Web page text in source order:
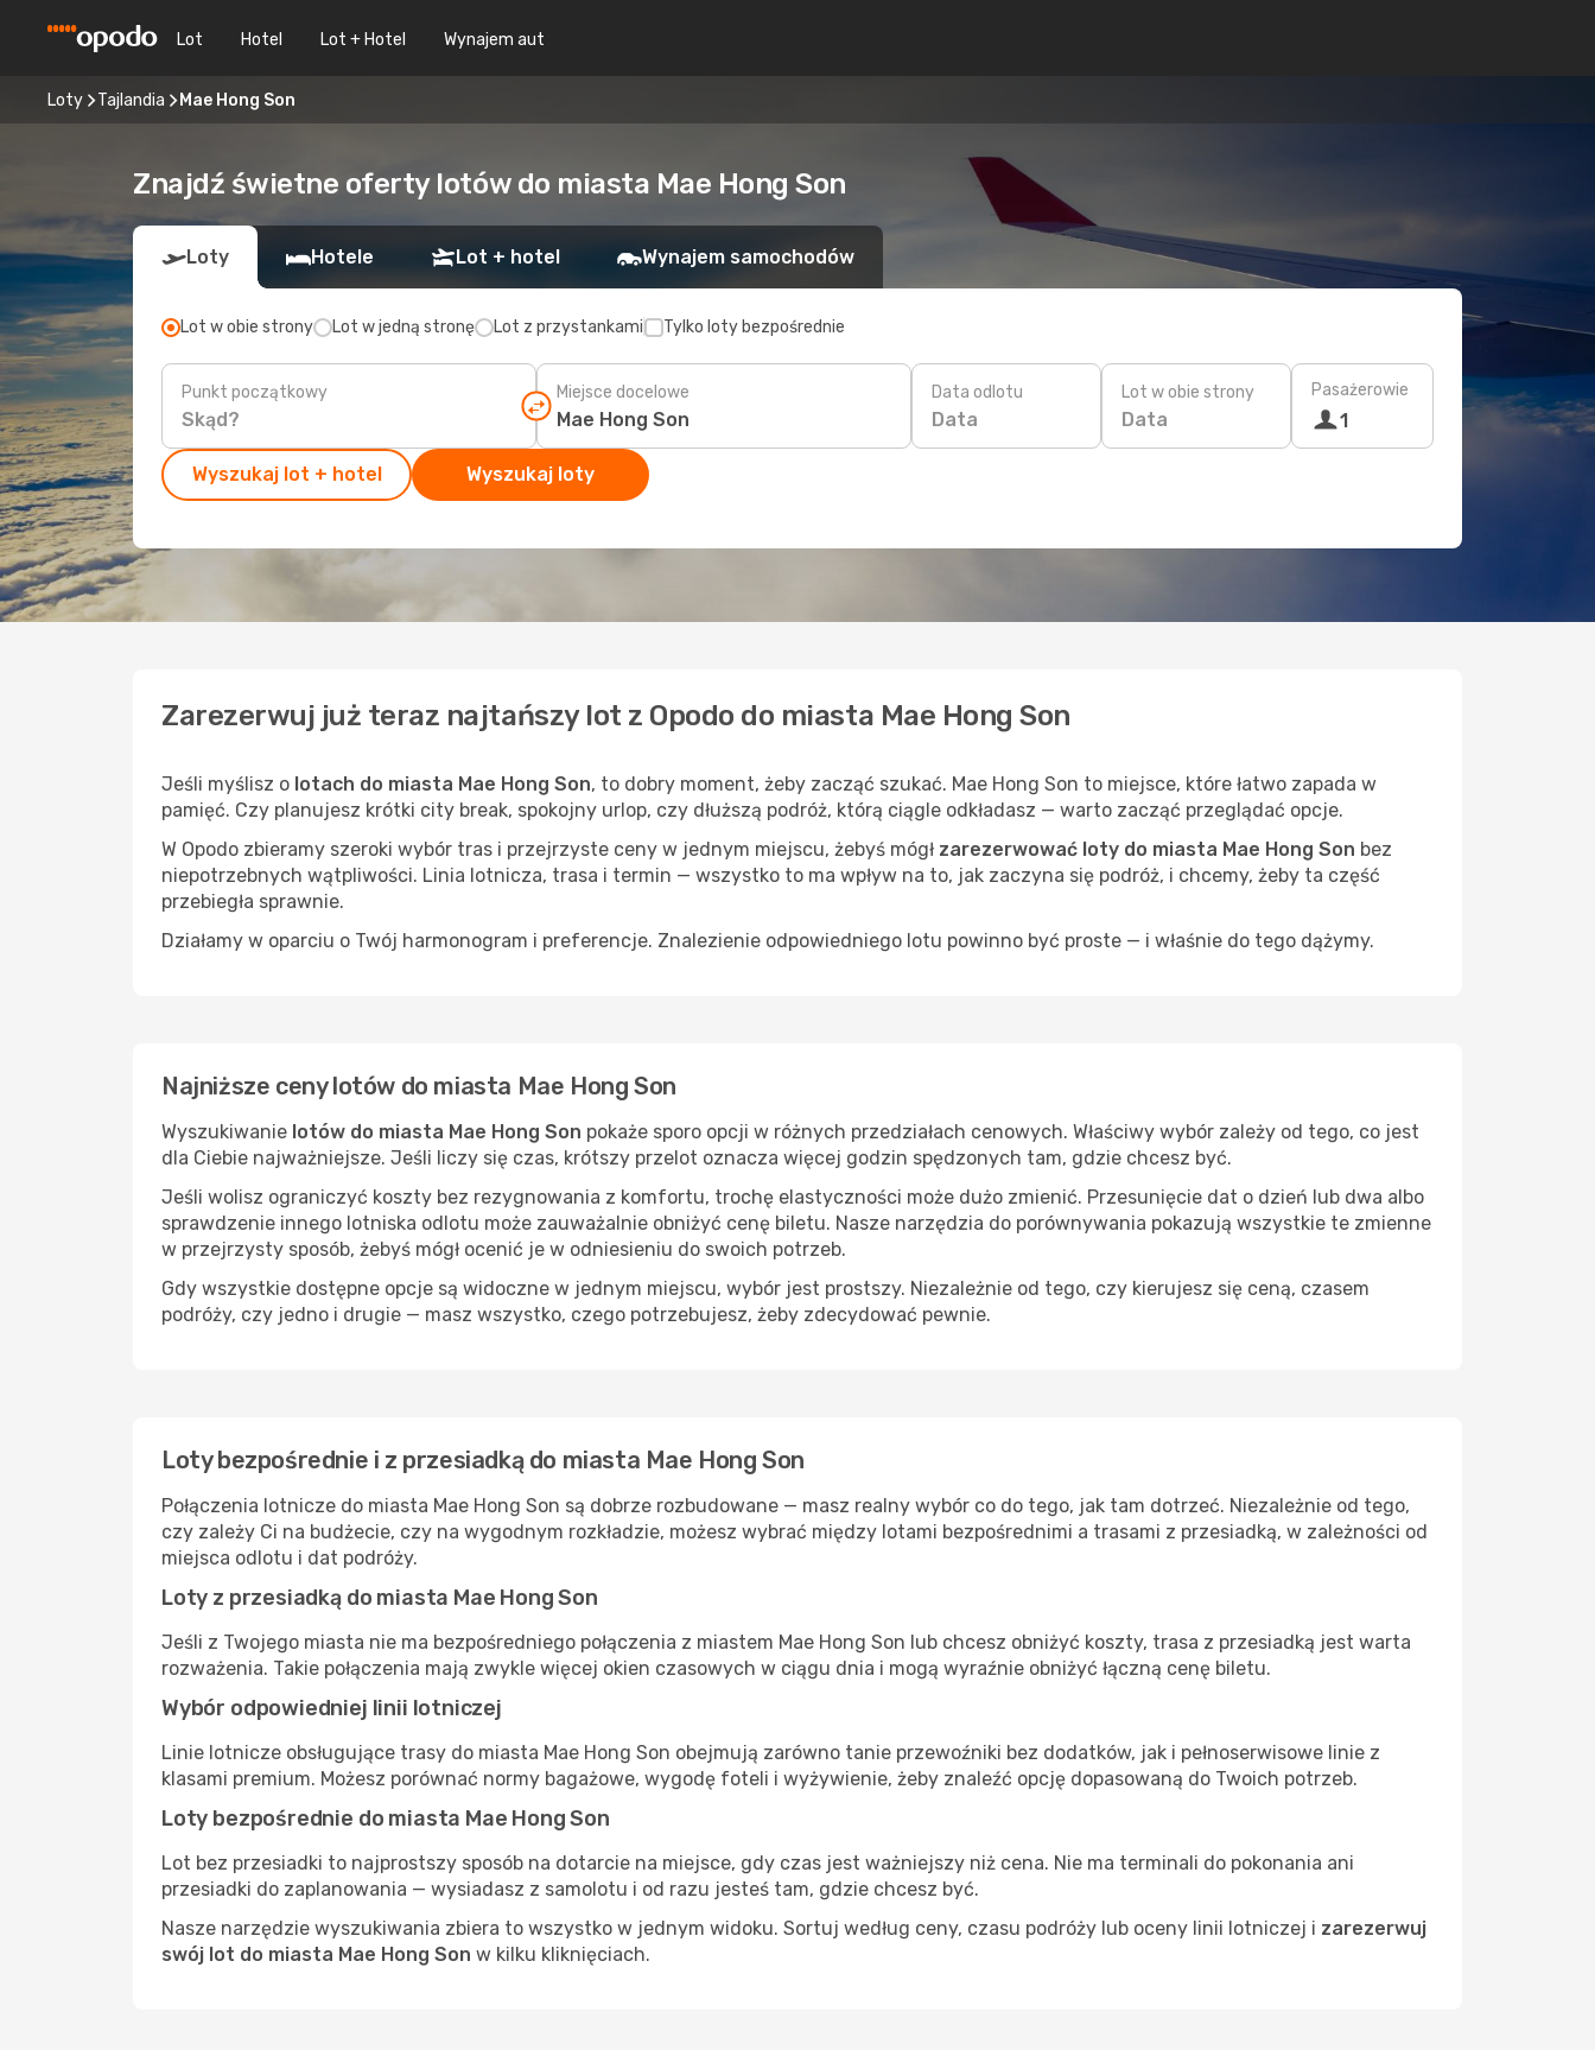
Lot Hotel Lot + Hotel Wynajem aut
Loty Tajlandia Mae Hong Son
Znajdź świetne oferty lotów do miasta Mae Hong Son
Loty Hotele Lot + hotel Wynajem samochodów
Lot w obie strony Lot w jedną stronę Lot z przystankami Tylko loty bezpośrednie
Punkt początkowy Miejsce docelowe Data odlotu
Data
Lot w obie strony
Data
Pasażerowie
1
Wyszukaj lot + hotel Wyszukaj loty
Zarezerwuj już teraz najtańszy lot z Opodo do miasta Mae Hong Son
Jeśli myślisz o lotach do miasta Mae Hong Son, to dobry moment, żeby zacząć szukać. Mae Hong Son to miejsce, które łatwo zapada w
pamięć. Czy planujesz krótki city break, spokojny urlop, czy dłuższą podróż, którą ciągle odkładasz — warto zacząć przeglądać opcje.
W Opodo zbieramy szeroki wybór tras i przejrzyste ceny w jednym miejscu, żebyś mógł zarezerwować loty do miasta Mae Hong Son bez
niepotrzebnych wątpliwości. Linia lotnicza, trasa i termin — wszystko to ma wpływ na to, jak zaczyna się podróż, i chcemy, żeby ta część
przebiegła sprawnie.
Działamy w oparciu o Twój harmonogram i preferencje. Znalezienie odpowiedniego lotu powinno być proste — i właśnie do tego dążymy.
Najniższe ceny lotów do miasta Mae Hong Son
Wyszukiwanie lotów do miasta Mae Hong Son pokaże sporo opcji w różnych przedziałach cenowych. Właściwy wybór zależy od tego, co jest
dla Ciebie najważniejsze. Jeśli liczy się czas, krótszy przelot oznacza więcej godzin spędzonych tam, gdzie chcesz być.
Jeśli wolisz ograniczyć koszty bez rezygnowania z komfortu, trochę elastyczności może dużo zmienić. Przesunięcie dat o dzień lub dwa albo
sprawdzenie innego lotniska odlotu może zauważalnie obniżyć cenę biletu. Nasze narzędzia do porównywania pokazują wszystkie te zmienne
w przejrzysty sposób, żebyś mógł ocenić je w odniesieniu do swoich potrzeb.
Gdy wszystkie dostępne opcje są widoczne w jednym miejscu, wybór jest prostszy. Niezależnie od tego, czy kierujesz się ceną, czasem
podróży, czy jedno i drugie — masz wszystko, czego potrzebujesz, żeby zdecydować pewnie.
Loty bezpośrednie i z przesiadką do miasta Mae Hong Son
Połączenia lotnicze do miasta Mae Hong Son są dobrze rozbudowane — masz realny wybór co do tego, jak tam dotrzeć. Niezależnie od tego,
czy zależy Ci na budżecie, czy na wygodnym rozkładzie, możesz wybrać między lotami bezpośrednimi a trasami z przesiadką, w zależności od
miejsca odlotu i dat podróży.
Loty z przesiadką do miasta Mae Hong Son
Jeśli z Twojego miasta nie ma bezpośredniego połączenia z miastem Mae Hong Son lub chcesz obniżyć koszty, trasa z przesiadką jest warta
rozważenia. Takie połączenia mają zwykle więcej okien czasowych w ciągu dnia i mogą wyraźnie obniżyć łączną cenę biletu.
Wybór odpowiedniej linii lotniczej
Linie lotnicze obsługujące trasy do miasta Mae Hong Son obejmują zarówno tanie przewoźniki bez dodatków, jak i pełnoserwisowe linie z
klasami premium. Możesz porównać normy bagażowe, wygodę foteli i wyżywienie, żeby znaleźć opcję dopasowaną do Twoich potrzeb.
Loty bezpośrednie do miasta Mae Hong Son
Lot bez przesiadki to najprostszy sposób na dotarcie na miejsce, gdy czas jest ważniejszy niż cena. Nie ma terminali do pokonania ani
przesiadki do zaplanowania — wysiadasz z samolotu i od razu jesteś tam, gdzie chcesz być.
Nasze narzędzie wyszukiwania zbiera to wszystko w jednym widoku. Sortuj według ceny, czasu podróży lub oceny linii lotniczej i zarezerwuj
swój lot do miasta Mae Hong Son w kilku kliknięciach.